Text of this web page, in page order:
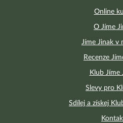
Online
O Jíme
Jíme Jinak v
Recenze
Klub Jíme
Slevy pro
Sdílej a získej